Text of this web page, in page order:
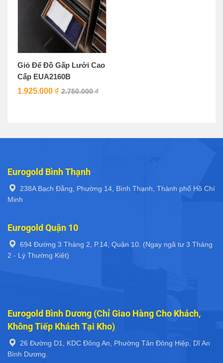
Giỏ Để Đồ Gấp Lưới Cao
Cấp EUA2160B
1.925.000 ₫ 2.750.000₫
Eurogold Bình Thạnh
238A Bạch Đằng, Phường 14, Bình Thạnh, Thành phố Hồ Chí
Minh
Eurogold Quận 10
694 Đường 3 Tháng 2, P.14, Quận 10. (Ngay ngã tư 3 Tháng
2 - Lý Thường Kiệt)
Eurogold Bình Dương (Chỉ Giao Hàng Cho Khách,
Không Tiếp Khách Tại Kho)
26 Đường D1, KDC Đông An, Phường Tân Đông Hiệp, Dĩ An
Bình Dương.